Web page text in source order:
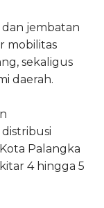
jembatan
mobilitas
sekaligus
daerah.
Palangka
4 hingga 5